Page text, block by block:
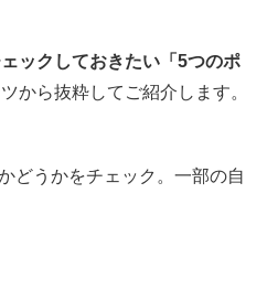
ックしておきたい「5つのポ
から抜粋してご紹介します。
どうかをチェック。一部の自